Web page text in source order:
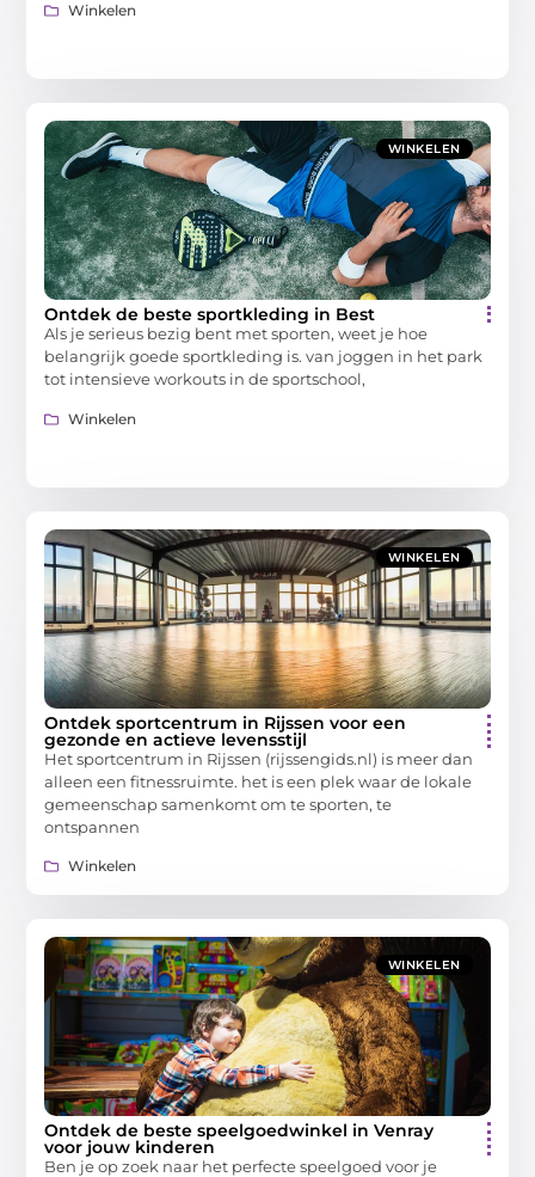
Winkelen
WINKELEN
Ontdek de beste sportkleding in Best
Als je serieus bezig bent met sporten, weet je hoe
belangrijk goede sportkleding is. van joggen in het park
tot intensieve workouts in de sportschool,
Winkelen
WINKELEN
Ontdek sportcentrum in Rijssen voor een
gezonde en actieve levensstijl
Het sportcentrum in Rijssen (rijssengids.nl) is meer dan
alleen een fitnessruimte. het is een plek waar de lokale
gemeenschap samenkomt om te sporten, te
ontspannen
Winkelen
WINKELEN
Ontdek de beste speelgoedwinkel in Venray
voor jouw kinderen
Ben je op zoek naar het perfecte speelgoed voor je